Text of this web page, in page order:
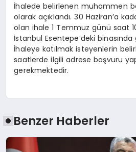
İhalede belirlenen muhammen
olarak açıklandı. 30 Haziran’a
olan ihale 1 Temmuz günü saat
İstanbul Esentepe’deki
İhaleye katılmak isteyenlerin
saatlerde ilgili adrese başvuru
gerekmektedir.
Benzer Haberler